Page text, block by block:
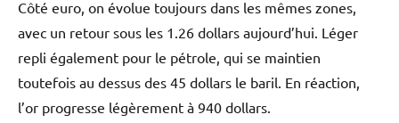
Côté euro, on évolue toujours dans les mêmes zones,
avec un retour sous les 1.26 dollars aujourd’hui. Léger
repli également pour le pétrole, qui se maintien
toutefois au dessus des 45 dollars le baril. En réaction,
l’or progresse légèrement à 940 dollars.